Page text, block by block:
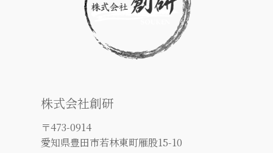
株式会社創研
〒473-0914
愛知県豊田市若林東町雁股15-10